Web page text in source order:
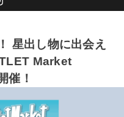
星出し物に出会え
Market
催！